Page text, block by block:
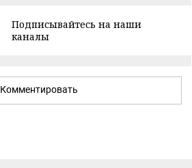
Подписывайтесь на наши
каналы
Комментировать